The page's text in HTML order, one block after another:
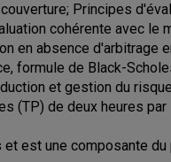
Principes
cohérente avec le
en absence d'arbitrage
formule de Black-
et gestion du
(TP) de deux heures par
est une composante du